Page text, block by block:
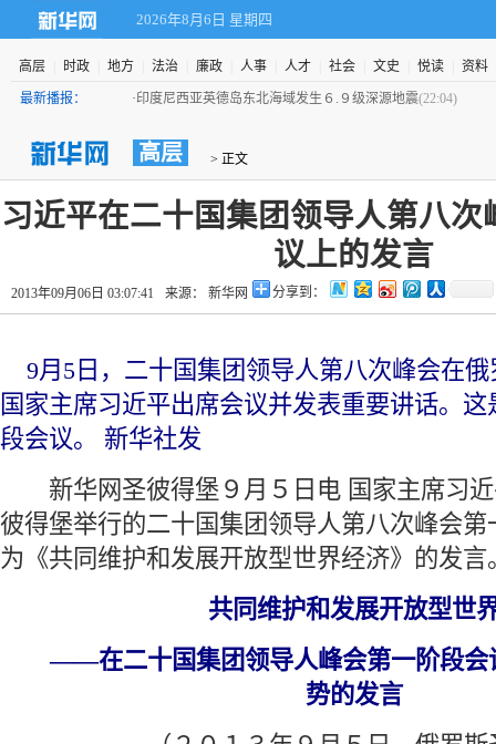
2026年8月6日 星期四
高层 时政 地方 法治 廉政 人事 人才 社会 文史 悦读 资料
最新播报： 印度尼西亚英德岛东北海域发生６.９级深源地震(22:04)
高层 > 正文
习近平在二十国集团领导人第八次
议上的发言
2013年09月06日 03:07:41 来源： 新华网 分享到：
9月5日，二十国集团领导人第八次峰会在
国家主席习近平出席会议并发表重要讲话。
段会议。 新华社发
新华网圣彼得堡９月５日电 国家主席习近
彼得堡举行的二十国集团领导人第八次峰会
为《共同维护和发展开放型世界经济》的发言
共同维护和发展开放型世
——在二十国集团领导人峰会第一阶段会
势的发言